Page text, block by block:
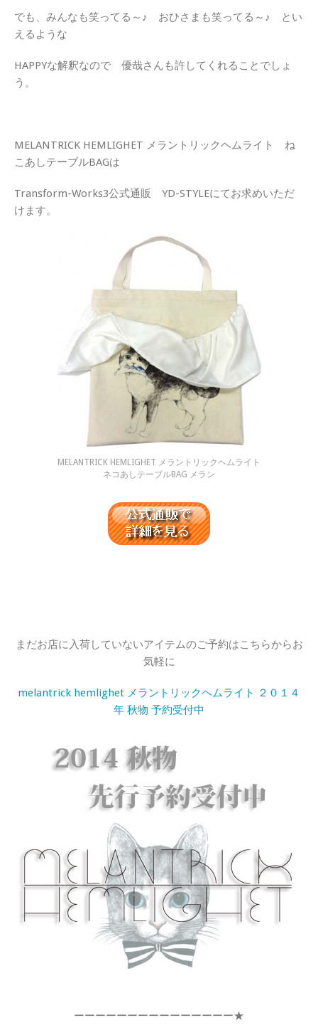
でも、みんなも笑ってる～♪ おひさまも笑ってる～♪ とい
えるような
HAPPYな解釈なので 優哉さんも許してくれることでしょ
う。
MELANTRICK HEMLIGHET メラントリックヘムライト ね
こあしテーブルBAGは
Transform-Works3公式通販 YD-STYLEにてお求めいただ
けます。
MELANTRICK HEMLIGHET メラントリックヘムライト
ネコあしテーブルBAG メラン
まだお店に入荷していないアイテムのご予約はこちらからお
気軽に
melantrick hemlighet メラントリックヘムライト ２０１４
年 秋物 予約受付中
ーーーーーーーーーーーーーーー★